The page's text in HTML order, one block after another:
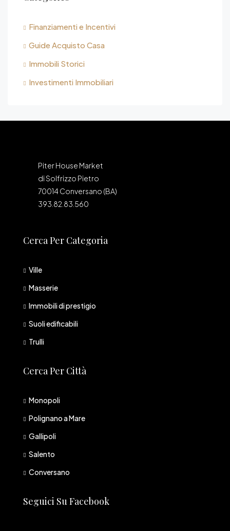
Finanziamenti e Incentivi
Guide Acquisto Casa
Immobili Storici
Investimenti Immobiliari
Piter House Market
di Solfrizzo Pietro
70014 Conversano (BA)
393.82.83.560
Cerca Per Categoria
Ville
Masserie
Immobili di prestigio
Suoli edificabili
Trulli
Cerca Per Città
Monopoli
Polignano a Mare
Gallipoli
Salento
Conversano
Seguici Su Facebook